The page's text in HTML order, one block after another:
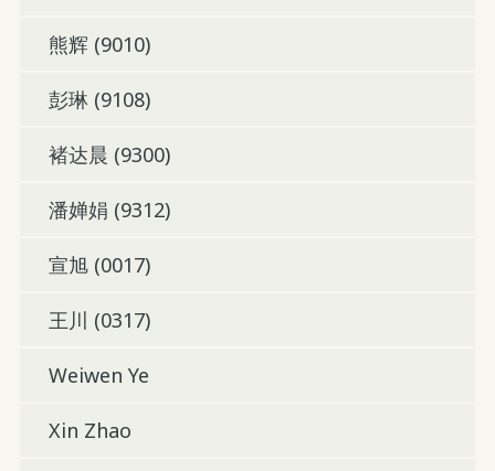
熊辉 (9010)
彭琳 (9108)
褚达晨 (9300)
潘婵娟 (9312)
宣旭 (0017)
王川 (0317)
Weiwen Ye
Xin Zhao